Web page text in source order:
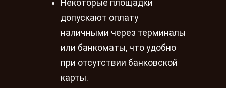
Некоторые площадки
допускают оплату
наличными через терминалы
или банкоматы, что удобно
при отсутствии банковской
карты.